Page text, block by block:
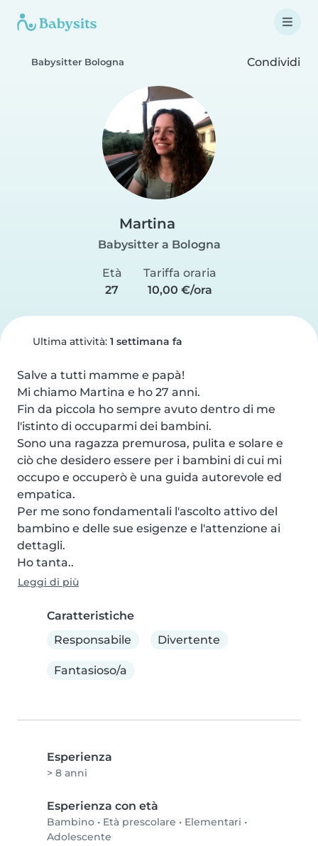
Babysitter Bologna Condividi
Martina
Babysitter a Bologna
Età
27
Tariffa oraria
10,00 €/ora
Ultima attività: 1 settimana fa
Salve a tutti mamme e papà!
Mi chiamo Martina e ho 27 anni.
Fin da piccola ho sempre avuto dentro di me
l'istinto di occuparmi dei bambini.
Sono una ragazza premurosa, pulita e solare e
ciò che desidero essere per i bambini di cui mi
occupo e occuperò è una guida autorevole ed
empatica.
Per me sono fondamentali l'ascolto attivo del
bambino e delle sue esigenze e l'attenzione ai
dettagli.
Ho tanta..
Leggi di più
Caratteristiche
Responsabile
Divertente
Fantasioso/a
Esperienza
> 8 anni
Esperienza con età
Bambino • Età prescolare • Elementari •
Adolescente